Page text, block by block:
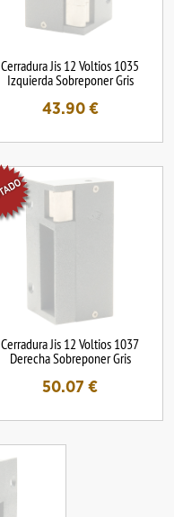
Cerradura Jis 12 Voltios 1035
Izquierda Sobreponer Gris
43.90€
Cerradura Jis 12 Voltios 1037
Derecha Sobreponer Gris
50.07 €